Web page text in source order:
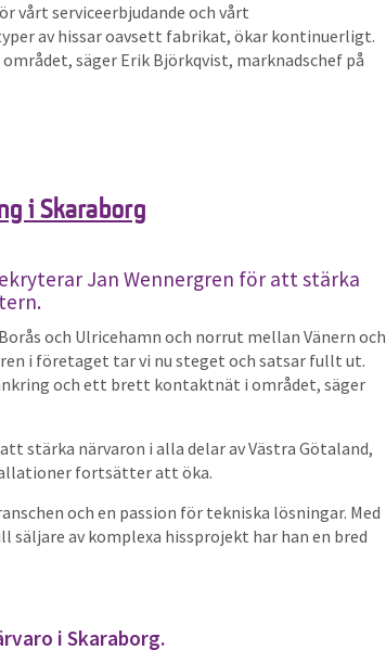
vårt serviceerbjudande och vårt
av hissar oavsett fabrikat, ökar kontinuerligt.
säger Erik Björkqvist, marknadschef på
i Skaraborg
Jan Wennergren för att stärka
och Ulricehamn och norrut mellan Vänern och
i företaget tar vi nu steget och satsar fullt ut.
och ett brett kontaktnät i området, säger
stärka närvaron i alla delar av Västra Götaland,
fortsätter att öka.
och en passion för tekniska lösningar. Med
av komplexa hissprojekt har han en bred
i Skaraborg.